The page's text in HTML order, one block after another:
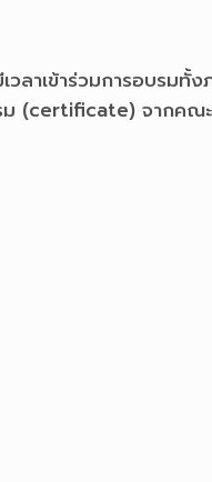
วลาเข้าร่วมการอบรมทั้
รม (certificate) จากค